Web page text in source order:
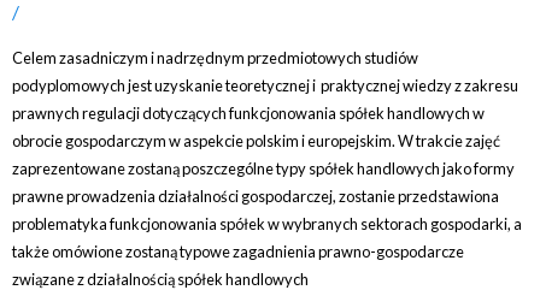
Celem zasadniczym i nadrzędnym przedmiotowych studiów
podyplomowych jest uzyskanie teoretycznej i praktycznej wiedzy z zakresu
prawnych regulacji dotyczących funkcjonowania spółek handlowych w
obrocie gospodarczym w aspekcie polskim i europejskim. W trakcie zajęć
zaprezentowane zostaną poszczególne typy spółek handlowych jako formy
prawne prowadzenia działalności gospodarczej, zostanie przedstawiona
problematyka funkcjonowania spółek w wybranych sektorach gospodarki, a
także omówione zostaną typowe zagadnienia prawno-gospodarcze
związane z działalnością spółek handlowych